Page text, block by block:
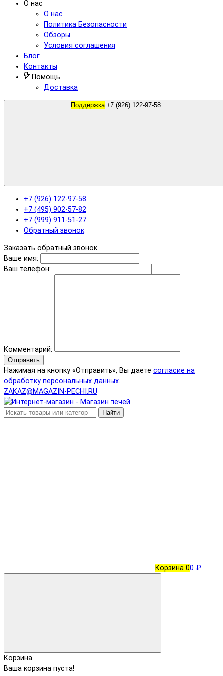
О нас
О нас
Политика Безопасности
Обзоры
Условия соглашения
Блог
Контакты
Помощь
Доставка
Поддержка +7 (926) 122-97-58
+7 (926) 122-97-58
+7 (495) 902-57-82
+7 (999) 911-51-27
Обратный звонок
Заказать обратный звонок
Ваше имя:
Ваш телефон:
Комментарий:
Отправить
Нажимая на кнопку «Отправить», Вы даете согласие на
обработку персональных данных.
ZAKAZ@MAGAZIN-PECHI.RU
Найти
Корзина 00 ₽
Корзина
Ваша корзина пуста!